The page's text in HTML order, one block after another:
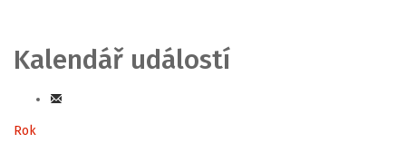
Kalendář událostí
Rok